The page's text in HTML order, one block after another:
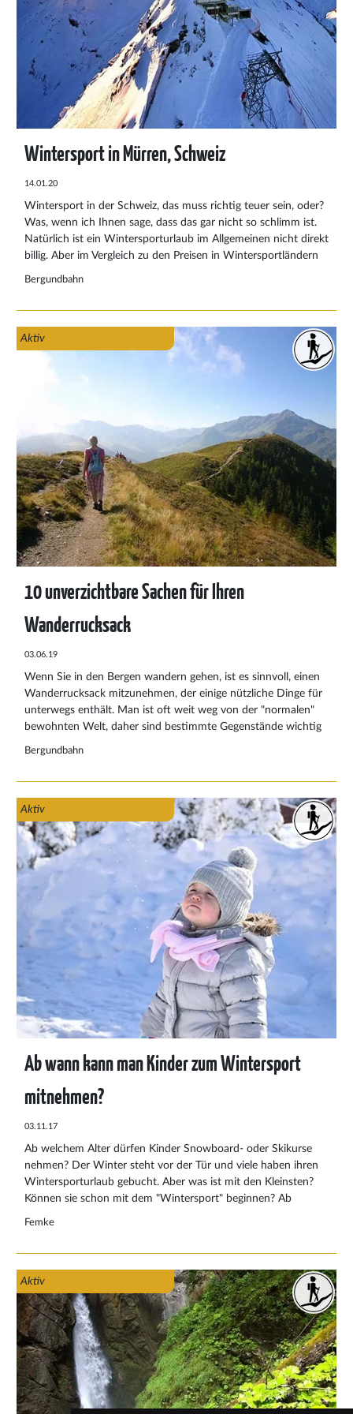
Wintersport in Mürren, Schweiz
14.01.20
Wintersport in der Schweiz, das muss richtig teuer sein, oder?
Was, wenn ich Ihnen sage, dass das gar nicht so schlimm ist.
Natürlich ist ein Wintersporturlaub im Allgemeinen nicht direkt
billig. Aber im Vergleich zu den Preisen in Wintersportländern
nicht enttäuschend.
Bergundbahn
Aktiv
10 unverzichtbare Sachen für Ihren
Wanderrucksack
03.06.19
Wenn Sie in den Bergen wandern gehen, ist es sinnvoll, einen
Wanderrucksack mitzunehmen, der einige nützliche Dinge für
unterwegs enthält. Man ist oft weit weg von der "normalen"
bewohnten Welt, daher sind bestimmte Gegenstände wichtig
um mitzunehmen. Hier finden Sie die wichtigsten Dinge, die
Bergundbahn
Aktiv
Ab wann kann man Kinder zum Wintersport
mitnehmen?
03.11.17
Ab welchem Alter dürfen Kinder Snowboard- oder Skikurse
nehmen? Der Winter steht vor der Tür und viele haben ihren
Wintersporturlaub gebucht. Aber was ist mit den Kleinsten?
Können sie schon mit dem "Wintersport" beginnen? Ab
Femke
Aktiv